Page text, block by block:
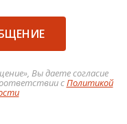
Вы даете согласие
сПолитикой